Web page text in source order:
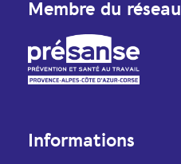
Membre du réseau
Informations